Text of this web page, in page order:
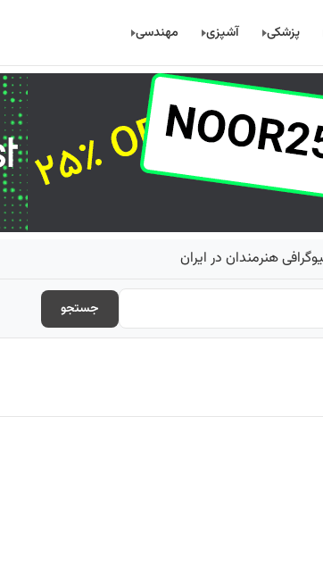
پزشکی آشپزی مهندسی
هنرمندان در ایران
جستجو